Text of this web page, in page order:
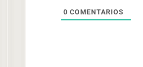
0 COMENTARIOS